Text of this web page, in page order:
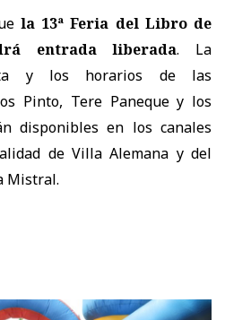
la 13ª Feria del Libro de
entrada liberada. La
y los horarios de las
Pinto, Tere Paneque y los
disponibles en los canales
de Villa Alemana y del
Mistral.